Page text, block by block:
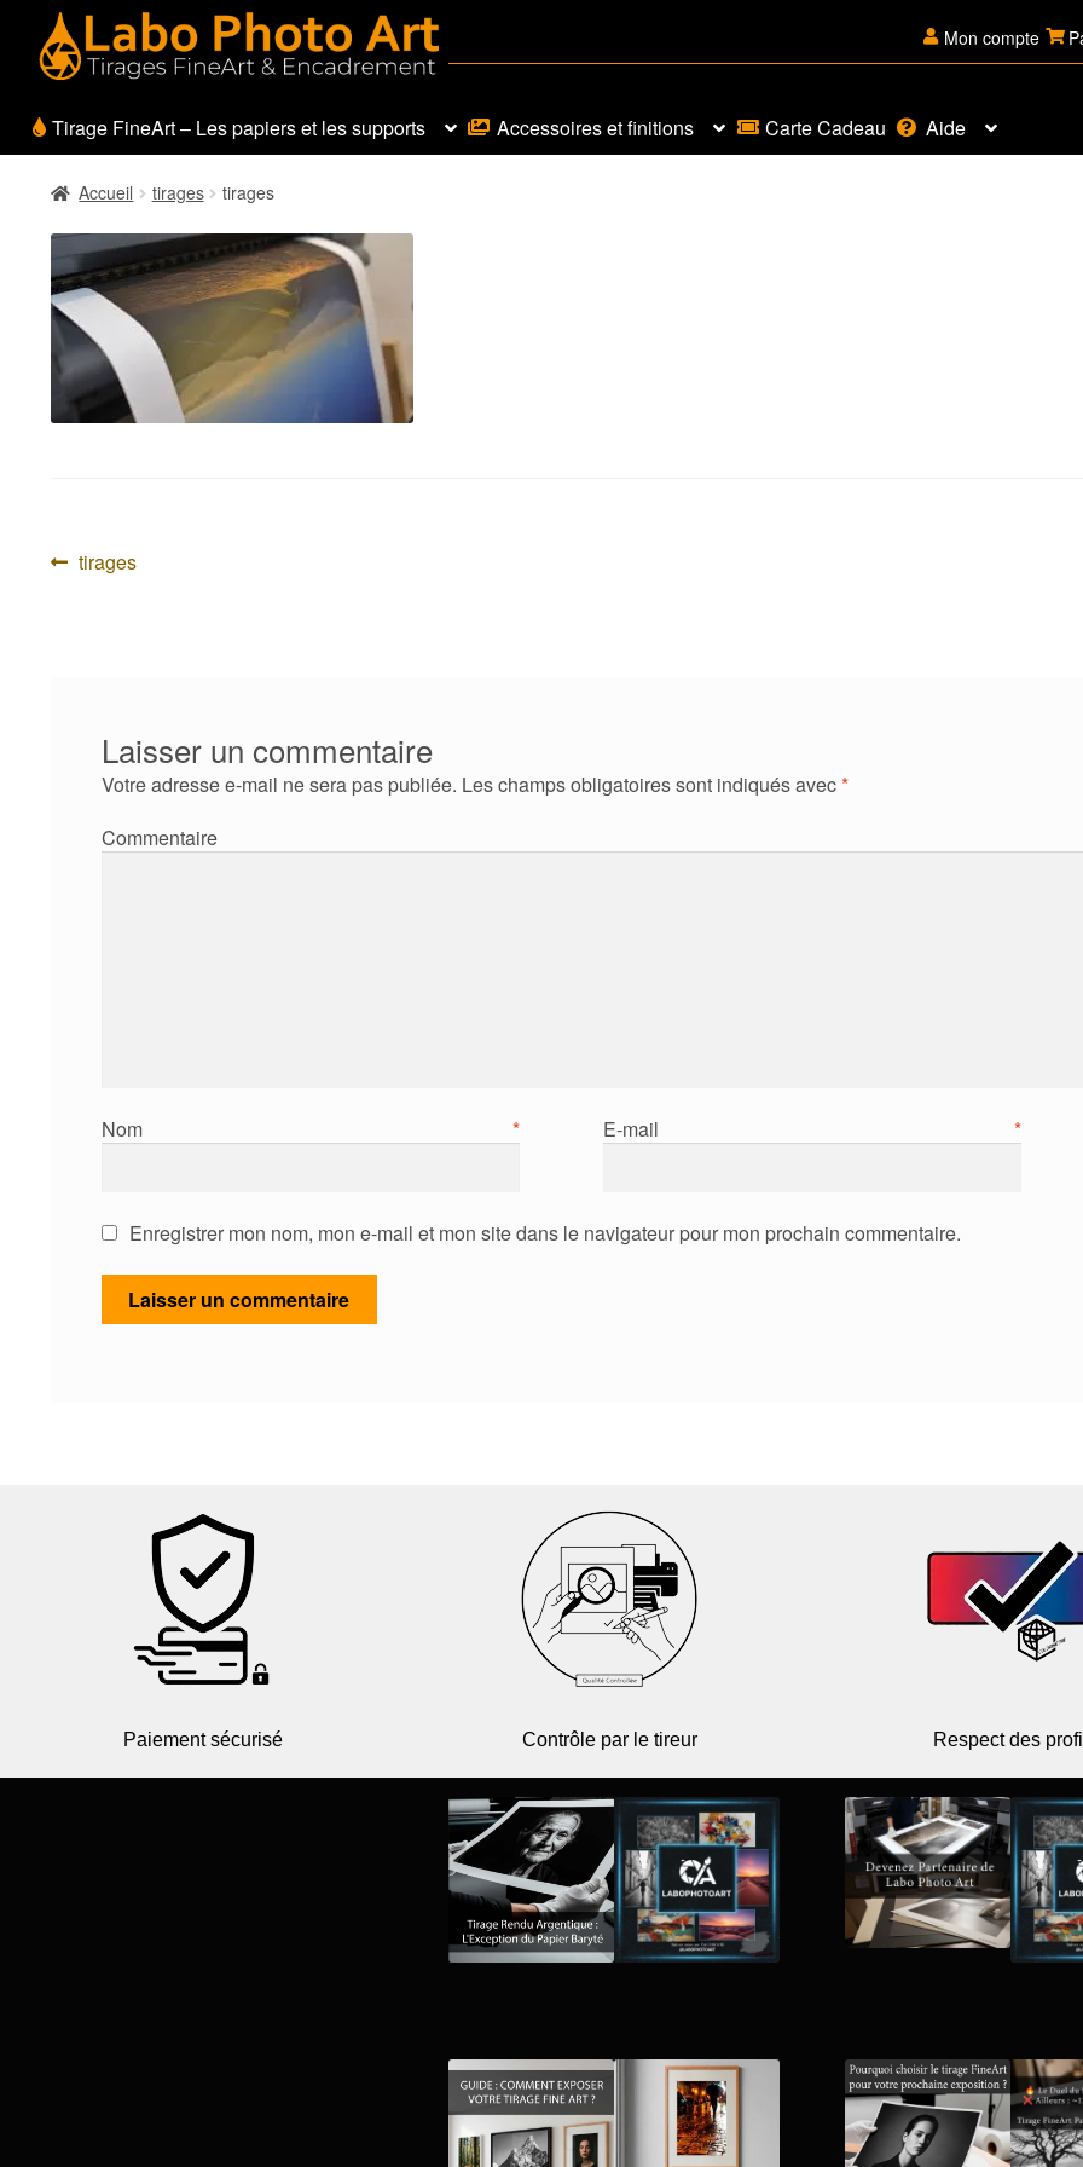
Aller
à
la
Aller
au
contenu
Mon compte
Tirage FineArt – Les papiers et les supports Accessoires et finitions Carte Cadeau Aide
Accueil tirages tirages
Navigation
Article
tirages
Laisser un commentaire
Votre adresse e-mail ne sera pas publiée. Les champs obligatoires sont indiqués avec*
Nom * E-mail *
Enregistrer mon nom, mon e-mail et mon site dans le navigateur pour mon prochain commentaire.
Paiement sécurisé Contrôle par le tireur Respect des